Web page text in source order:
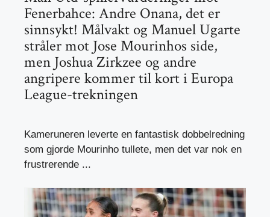
Fenerbahce: Andre Onana, det er
sinnsykt! Målvakt og Manuel Ugarte
stråler mot Jose Mourinhos side,
men Joshua Zirkzee og andre
angripere kommer til kort i Europa
League-trekningen
Kameruneren leverte en fantastisk dobbelredning
som gjorde Mourinho tullete, men det var nok en
frustrerende ...